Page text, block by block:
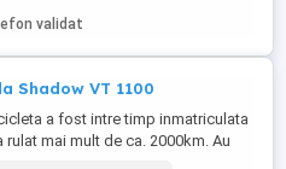
validat
Shadow VT 1100
a fost intre timp inmatriculata
rulat mai mult de ca. 2000km. Au